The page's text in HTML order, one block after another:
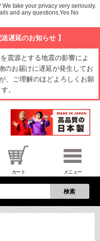
遅延のお知らせ 】
震源とする地震の影響によ
のお届けに遅延が発生してお
、ご理解のほどよろしくお願
。
カート メニュー
検索
take your privacy very seriously.
and any questions.Yes No